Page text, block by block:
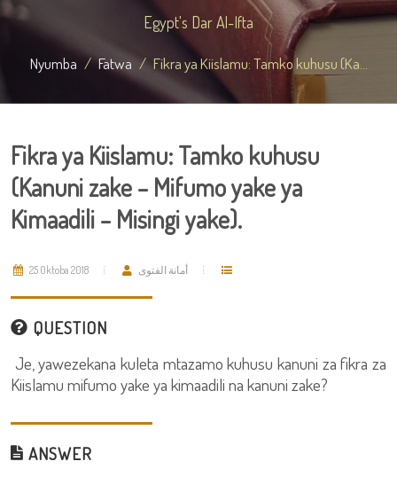
Egypt's Dar Al-Ifta
Nyumba Fatwa Fikra ya Kiislamu: Tamko kuhusu (Ka...
Fikra ya Kiislamu: Tamko kuhusu
(Kanuni zake – Mifumo yake ya
Kimaadili – Misingi yake).
25 Oktoba 2018 أمانة الفتوى
QUESTION
Je, yawezekana kuleta mtazamo kuhusu kanuni za fikra za
Kiislamu mifumo yake ya kimaadili na kanuni zake?
ANSWER